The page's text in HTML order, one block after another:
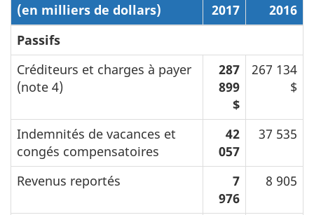
(en milliers de dollars) 2017
2016
Passifs
Créditeurs et charges à payer
(note 4)
287
899
$
267 134
$
Indemnités de vacances et
congés compensatoires
42
057
37 535
Revenus reportés
7
976
8 905